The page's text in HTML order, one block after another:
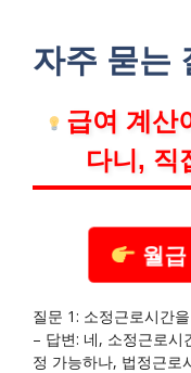
자주 묻는
급여 계산
다니, 직
월급
질문 1: 소정근로시간
– 답변: 네, 소정근로시
정 가능하나, 법정근로